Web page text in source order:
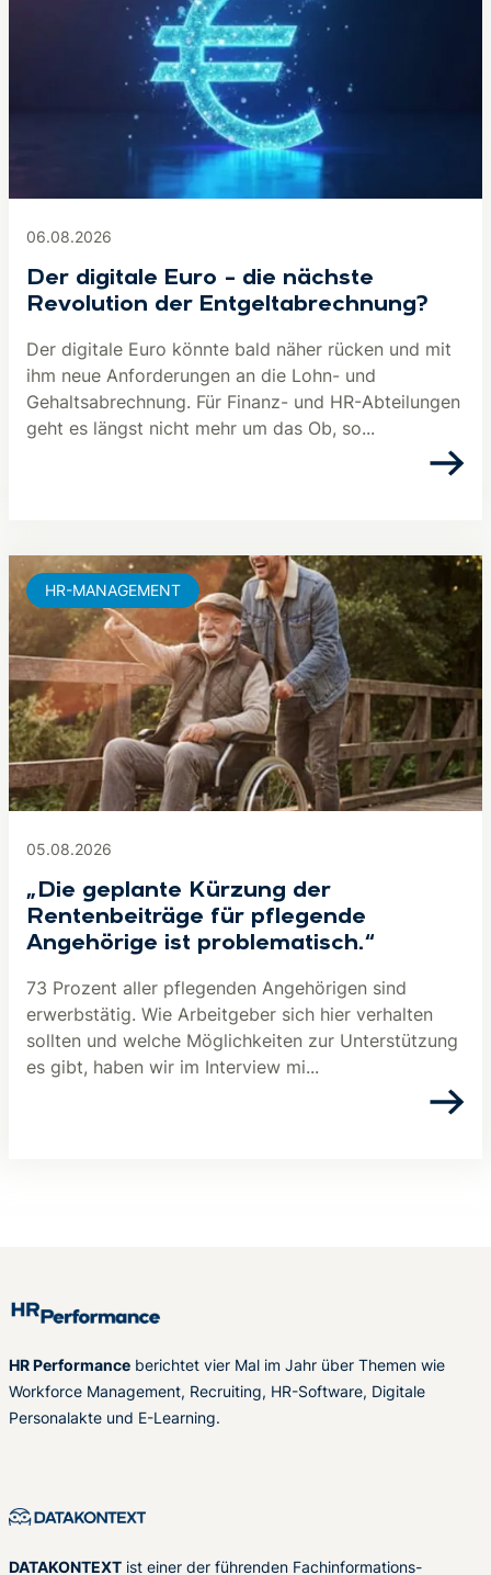
06.08.2026
Der digitale Euro – die nächste
Revolution der Entgeltabrechnung?
Der digitale Euro könnte bald näher rücken und mit
ihm neue Anforderungen an die Lohn- und
Gehaltsabrechnung. Für Finanz- und HR-Abteilungen
geht es längst nicht mehr um das Ob, so...
05.08.2026
„Die geplante Kürzung der
Rentenbeiträge für pflegende
Angehörige ist problematisch.“
73 Prozent aller pflegenden Angehörigen sind
erwerbstätig. Wie Arbeitgeber sich hier verhalten
sollten und welche Möglichkeiten zur Unterstützung
es gibt, haben wir im Interview mi...
HR-MANAGEMENT
HR Performance berichtet vier Mal im Jahr über Themen wie
Workforce Management, Recruiting, HR-Software, Digitale
Personalakte und E-Learning.
DATAKONTEXT ist einer der führenden Fachinformations-